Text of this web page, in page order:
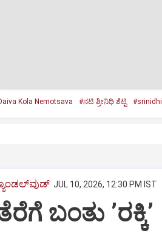
Kola Nemotsava #ನಟಿ ಶ್ರೀನಿಧಿ ಶೆಟ್ಟಿ #srinidhi
JUL 10, 2026, 12:30 PM IST
ಬಂತು ʼರಕ್ಕಿʼ